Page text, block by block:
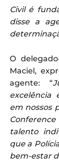
Civil é
disse a
O
Maciel,
agente: “
excelência
em nossos
talento
que a
bem-estar